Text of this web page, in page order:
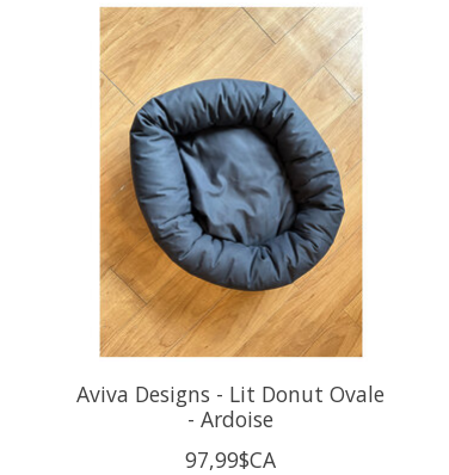
Aviva Designs - Lit Donut Ovale
- Ardoise
97,99$CA